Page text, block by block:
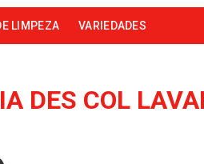
LIMPEZA VARIEDADES
DES COL